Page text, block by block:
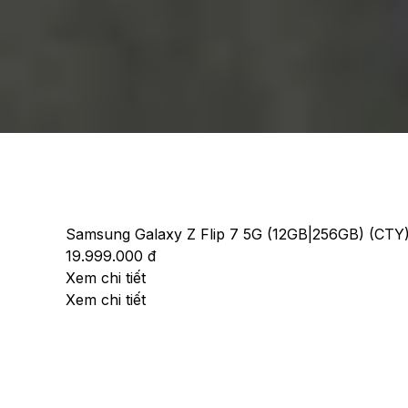
Samsung Galaxy Z Flip 7 5G (12GB|256GB)
19.999.000 đ
Xem chi tiết
Xem chi tiết